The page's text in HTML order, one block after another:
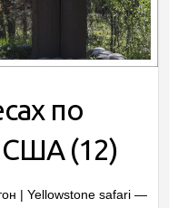
по
США (12)
| Yellowstone safari —